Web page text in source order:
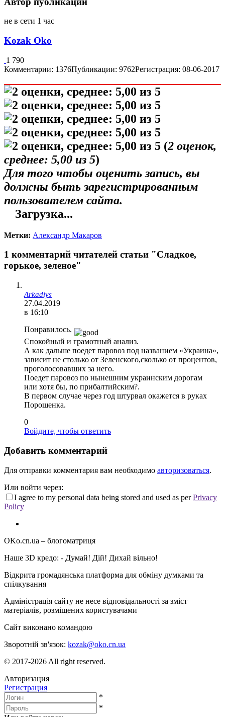
не в сети 1 час
Kozak Oko
1 790
Комментарии: 1376Публикации: 9762Регистрация: 08-06-2017
(2 оценок,
среднее: 5,00 из 5)
Для того чтобы оценить запись, вы
должны быть зарегистрированным
пользователем сайта.
Загрузка...
Метки: Александр Макаров
1 комментарий читателей статьи "Сладкое,
горькое, зеленое"
Arkadiys
27.04.2019
в 16:10
Понравилось.
Спокойный и грамотный анализ.
А как дальше поедет паровоз под названием «Украина»,
зависит не столько от Зеленского,сколько от процентов,
проголосовавших за него.
Поедет паровоз по нынешним украинским дорогам
или хотя бы, по прибалтийским?.
В первом случае через год штурвал окажется в руках
Порошенка.
0
Войдите, чтобы ответить
Добавить комментарий
Для отправки комментария вам необходимо авторизоваться.
Или войти через:
I agree to my personal data being stored and used as perPrivacy
Policy
OKo.cn.ua – блогоматриця
Наше 3D кредо: - Думай! Дій! Дихай вільно!
Відкрита громадянська платформа для обміну думками та
спілкування
Адміністрація сайту не несе відповідальності за зміст
матеріалів, розміщених користувачами
Сайт виконано командою
Зворотній зв'язок: kozak@oko.cn.ua
© 2017-2026 All right reserved.
Авторизация
Регистрация
*
*